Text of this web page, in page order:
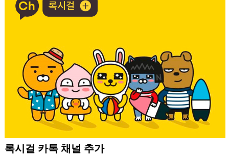
더 가까운 쇼핑, 록시걸 모바일 앱